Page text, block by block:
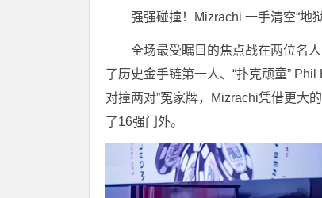
强强碰撞！Mizrachi 一手清空“地
全场最受瞩目的焦点战在两位名
了历史金手链第一人、“扑克顽童”
对撞两对”冤家牌，Mizrachi凭借更大
了16强门外。